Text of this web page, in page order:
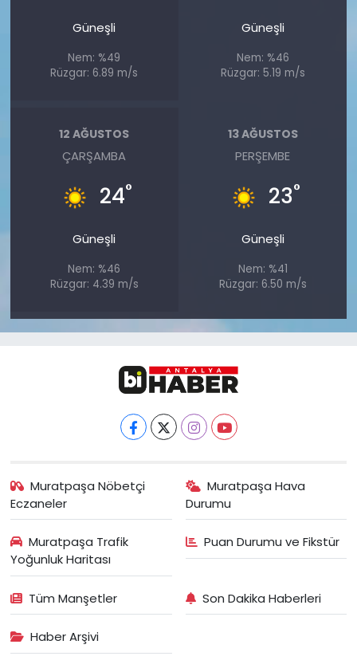
Güneşli
Nem: %49
Rüzgar: 6.89 m/s
Güneşli
Nem: %46
Rüzgar: 5.19 m/s
12 AĞUSTOS
ÇARŞAMBA
24°
Güneşli
Nem: %46
Rüzgar: 4.39 m/s
13 AĞUSTOS
PERŞEMBE
23°
Güneşli
Nem: %41
Rüzgar: 6.50 m/s
Muratpaşa Nöbetçi
Eczaneler
Muratpaşa Hava
Durumu
Muratpaşa Trafik
Yoğunluk Haritası
Puan Durumu ve Fikstür
Tüm Manşetler Son Dakika Haberleri
Haber Arşivi